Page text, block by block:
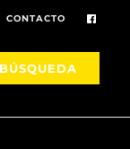
CONTACTO